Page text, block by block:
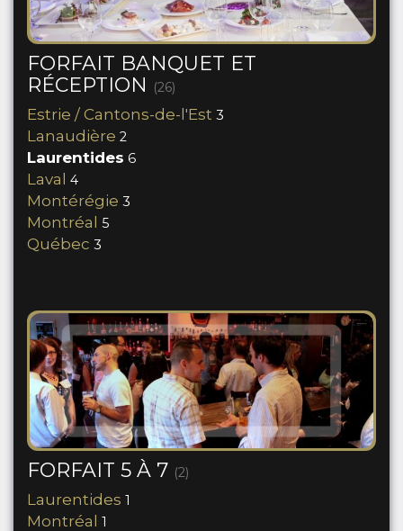
FORFAIT BANQUET ET
RÉCEPTION
(26)
Estrie / Cantons-de-l'Est 3
Lanaudière 2
Laurentides 6
Laval 4
Montérégie 3
Montréal 5
Québec 3
FORFAIT 5 À 7 (2)
Laurentides 1
Montréal 1